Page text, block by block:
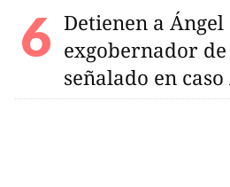
Detienen a Ángel
exgobernador
señalado en